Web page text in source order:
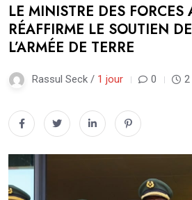
LE MINISTRE DES FORCES
RÉAFFIRME LE SOUTIEN
L’ARMÉE DE TERRE
Rassul Seck / 1 jour 0 2